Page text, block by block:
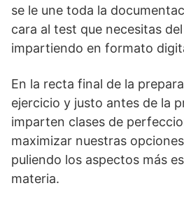
se le une toda la
cara al test que necesitas
impartiendo en formato
En la recta final de la
ejercicio y justo antes de la
imparten clases de
maximizar nuestras
puliendo los aspectos más
materia.